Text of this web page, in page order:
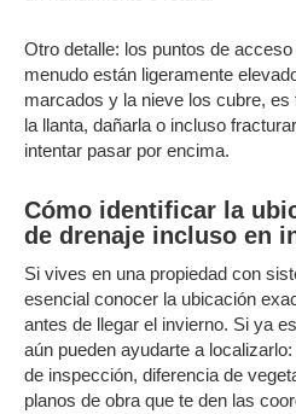
Otro detalle: los puntos de
menudo están ligeramente
marcados y la nieve los cubre,
la llanta, dañarla o incluso
intentar pasar por encima.
Cómo identificar la
de drenaje incluso en
Si vives en una propiedad con
esencial conocer la ubicación
antes de llegar el invierno. Si ya
aún pueden ayudarte a
de inspección, diferencia de
planos de obra que te den las